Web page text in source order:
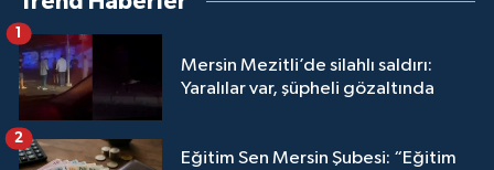
Mersin Mezitli’de silahlı saldırı:
Yaralılar var, şüpheli gözaltında
1
Eğitim Sen Mersin Şubesi: “Eğitim
2